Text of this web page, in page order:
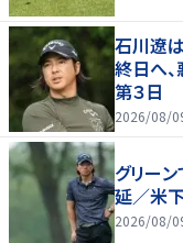
石川遼
終日へ
第３日
2026/08/
グリー
延／米
2026/08/